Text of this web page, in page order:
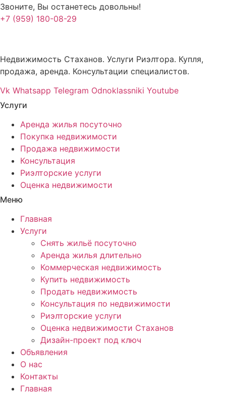
Звоните, Вы останетесь довольны!
+7 (959) 180-08-29
Недвижимость Стаханов. Услуги Риэлтора. Купля,
продажа, аренда. Консультации специалистов.
Vk Whatsapp Telegram Odnoklassniki Youtube
Услуги
Аренда жилья посуточно
Покупка недвижимости
Продажа недвижимости
Консультация
Риэлторские услуги
Оценка недвижимости
Меню
Главная
Услуги
Снять жильё посуточно
Аренда жилья длительно
Коммерческая недвижимость
Купить недвижимость
Продать недвижимость
Консультация по недвижимости
Риэлторские услуги
Оценка недвижимости Стаханов
Дизайн-проект под ключ
Объявления
О нас
Контакты
Главная